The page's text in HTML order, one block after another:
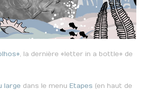
, la dernière «letter in a bottle» de
large dans le menuEtapes (en haut de